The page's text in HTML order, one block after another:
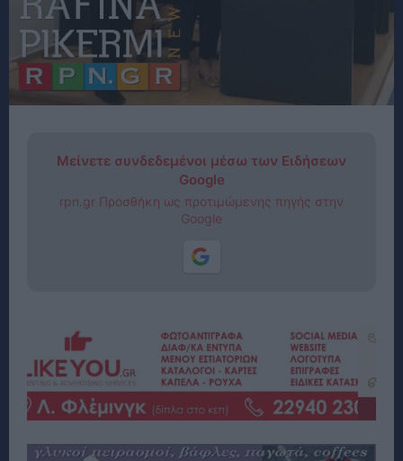
Μείνετε συνδεδεμένοι μέσω των Ειδήσεων
Google
rpn.gr Προσθήκη ως προτιμώμενης πηγής στην
Google